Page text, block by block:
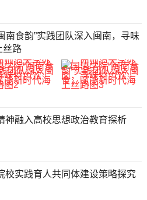
南食韵”实践团队深入闽南，寻味
丝路
神融入高校思想政治教育探析
校实践育人共同体建设策略探究